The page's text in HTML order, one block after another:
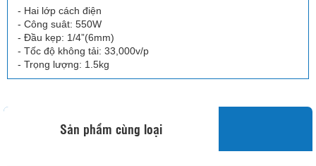
- Hai lớp cách điện
- Công suât: 550W
- Đầu kẹp: 1/4”(6mm)
- Tốc độ không tải: 33,000v/p
- Trọng lượng: 1.5kg
Sản phẩm cùng loại